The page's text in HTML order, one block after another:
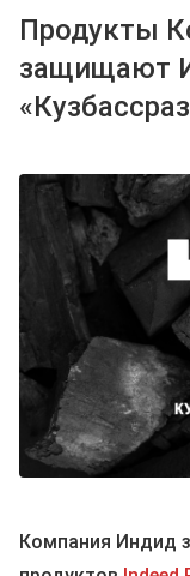
Продукты
защищают
Компания Индид